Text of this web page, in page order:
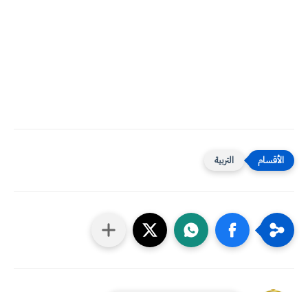
التربية